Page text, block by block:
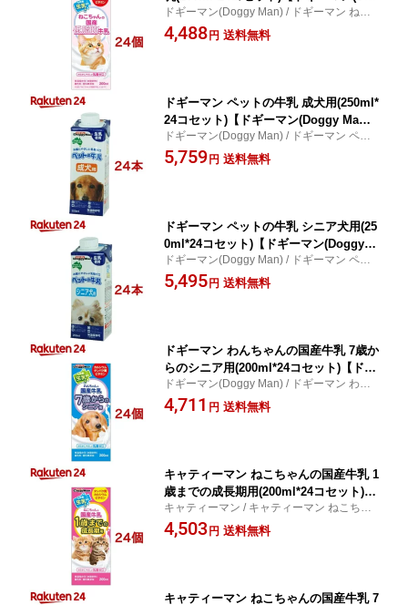
gy Man)】
ドギーマン(Doggy Man) / ドギーマン ねこ
ちゃんの国産低脂肪牛乳
4,488 円 送料無料
ドギーマン ペットの牛乳 成犬用(250ml*
24コセット)【ドギーマン(Doggy Ma
n)】
ドギーマン(Doggy Man) / ドギーマン ペッ
トの牛乳 成犬用
5,759 円 送料無料
ドギーマン ペットの牛乳 シニア犬用(25
0ml*24コセット)【ドギーマン(Doggy M
an)】
ドギーマン(Doggy Man) / ドギーマン ペッ
トの牛乳 シニア犬用
5,495 円 送料無料
ドギーマン わんちゃんの国産牛乳 7歳か
らのシニア用(200ml*24コセット)【ドギ
ーマン(Doggy Man)】
ドギーマン(Doggy Man) / ドギーマン わん
ちゃんの国産牛乳 7歳からのシニア用
4,711 円 送料無料
キャティーマン ねこちゃんの国産牛乳 1
歳までの成長期用(200ml*24コセット)
【キャティーマン】
キャティーマン / キャティーマン ねこちゃ
んの国産牛乳 1歳までの成長期用
4,503 円 送料無料
キャティーマン ねこちゃんの国産牛乳 7